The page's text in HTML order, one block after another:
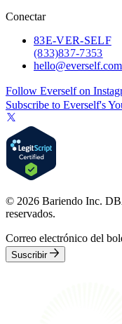
Conectar
83E-VER-SELF
(833) 837-7353
hello@everself.com
Follow Everself on
Subscribe to Everself's
© 2026 Bariendo Inc.
reservados.
Correo electrónico del
Suscribir